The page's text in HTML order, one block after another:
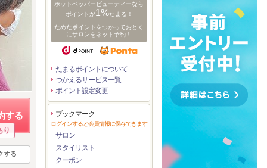
する
り
する
ホットペッパービューティーなら
ポイントが1%たまる！
ためたポイントをつかっておとく
にサロンをネット予約！
たまるポイントについて
つかえるサービス一覧
ポイント設定変更
ブックマーク
ログインすると会員情報に保存できます
サロン
スタイリスト
クーポン